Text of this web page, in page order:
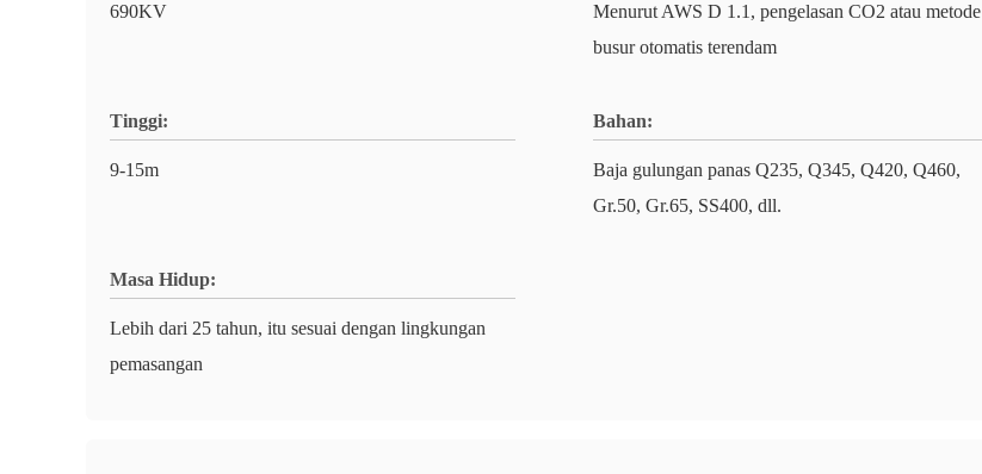
690KV
Menurut AWS D 1.1, pengelasan CO2 atau metode
busur otomatis terendam
Tinggi:
9-15m
Bahan:
Baja gulungan panas Q235, Q345, Q420, Q460,
Gr.50, Gr.65, SS400, dll.
Masa Hidup:
Lebih dari 25 tahun, itu sesuai dengan lingkungan
pemasangan